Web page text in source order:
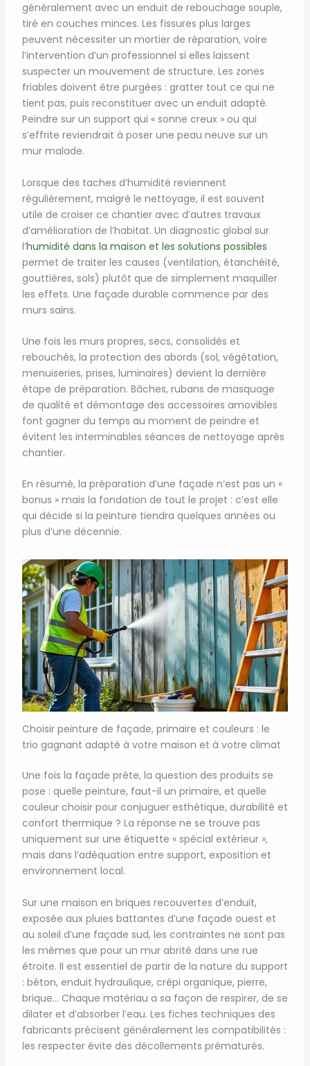
généralement avec un enduit de rebouchage souple,
tiré en couches minces. Les fissures plus larges
peuvent nécessiter un mortier de réparation, voire
l’intervention d’un professionnel si elles laissent
suspecter un mouvement de structure. Les zones
friables doivent être purgées : gratter tout ce qui ne
tient pas, puis reconstituer avec un enduit adapté.
Peindre sur un support qui « sonne creux » ou qui
s’effrite reviendrait à poser une peau neuve sur un
mur malade.
Lorsque des taches d’humidité reviennent
régulièrement, malgré le nettoyage, il est souvent
utile de croiser ce chantier avec d’autres travaux
d’amélioration de l’habitat. Un diagnostic global sur
l’humidité dans la maison et les solutions possibles
permet de traiter les causes (ventilation, étanchéité,
gouttières, sols) plutôt que de simplement maquiller
les effets. Une façade durable commence par des
murs sains.
Une fois les murs propres, secs, consolidés et
rebouchés, la protection des abords (sol, végétation,
menuiseries, prises, luminaires) devient la dernière
étape de préparation. Bâches, rubans de masquage
de qualité et démontage des accessoires amovibles
font gagner du temps au moment de peindre et
évitent les interminables séances de nettoyage après
chantier.
En résumé, la préparation d’une façade n’est pas un «
bonus » mais la fondation de tout le projet : c’est elle
qui décide si la peinture tiendra quelques années ou
plus d’une décennie.
Choisir peinture de façade, primaire et couleurs : le
trio gagnant adapté à votre maison et à votre climat
Une fois la façade prête, la question des produits se
pose : quelle peinture, faut-il un primaire, et quelle
couleur choisir pour conjuguer esthétique, durabilité et
confort thermique ? La réponse ne se trouve pas
uniquement sur une étiquette « spécial extérieur »,
mais dans l’adéquation entre support, exposition et
environnement local.
Sur une maison en briques recouvertes d’enduit,
exposée aux pluies battantes d’une façade ouest et
au soleil d’une façade sud, les contraintes ne sont pas
les mêmes que pour un mur abrité dans une rue
étroite. Il est essentiel de partir de la nature du support
: béton, enduit hydraulique, crépi organique, pierre,
brique… Chaque matériau a sa façon de respirer, de se
dilater et d’absorber l’eau. Les fiches techniques des
fabricants précisent généralement les compatibilités :
les respecter évite des décollements prématurés.